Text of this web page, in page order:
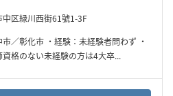
中区緑川西街61號1-3F
／彰化市 ・経験：未経験者問わず ・
資格のない未経験の方は4大卒...